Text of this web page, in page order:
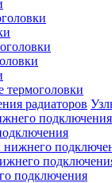
термоголовки
подключения
подключения